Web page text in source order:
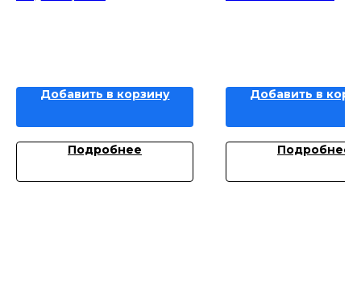
Добавить в корзину
Подробнее
Добавить в
Подробнее